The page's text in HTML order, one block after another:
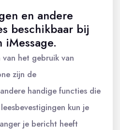
en andere
beschikbaar bij
het gebruik van
zijn de
handige functies die
kun je
je bericht heeft